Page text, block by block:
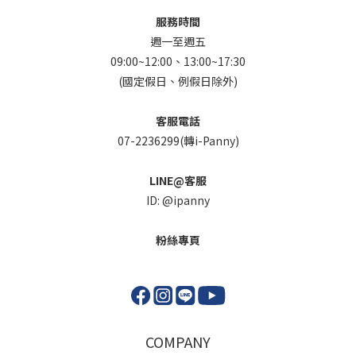
服務時間
週一至週五
09:00~12:00、13:00~17:30
(國定假日、例假日除外)
客服電話
07-2236299(轉i-Panny)
LINE@客服
ID: @ipanny
粉絲專頁
COMPANY